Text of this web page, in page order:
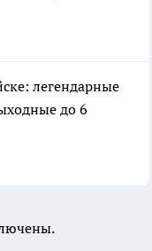
легендарные
до 6